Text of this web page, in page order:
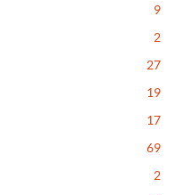
9
2
27
19
17
69
2